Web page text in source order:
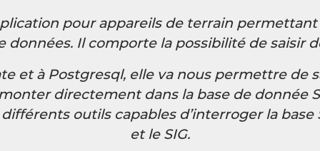
pour appareils de terrain
données. Il comporte la possibilité de saisir
et à Postgresql, elle va nous permettre de
directement dans la base de donnée
outils capables d’interroger la base
et le SIG.